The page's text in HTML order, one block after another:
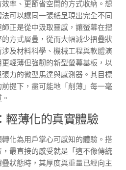
率、更節省空間的方式收納。想
可以讓同一張紙呈現出完全不同
正是從中汲取靈感，讓螢幕在摺
方式層疊，從而大幅減少摺疊狀
及材料科學、機械工程與軟體演
輕薄但強韌的新型螢幕基板，以
力的微型馬達與感測器。其目標
提下，盡可能地「削薄」每一毫
輕薄化的真實體驗
化為用戶掌心可感知的體驗。搭
最直接的感受就是「這不像傳統
狀態時，其厚度與重量已經向主